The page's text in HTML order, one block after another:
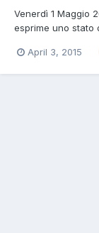
Venerdì 1 Maggio
esprime uno stato
ostacoli materiali
April 3, 2015